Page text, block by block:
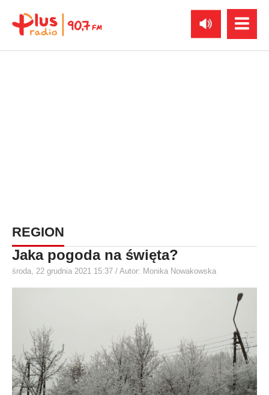
REGION
Jaka pogoda na święta?
środa, 22 grudnia 2021 15:37 / Autor: Monika Nowakowska